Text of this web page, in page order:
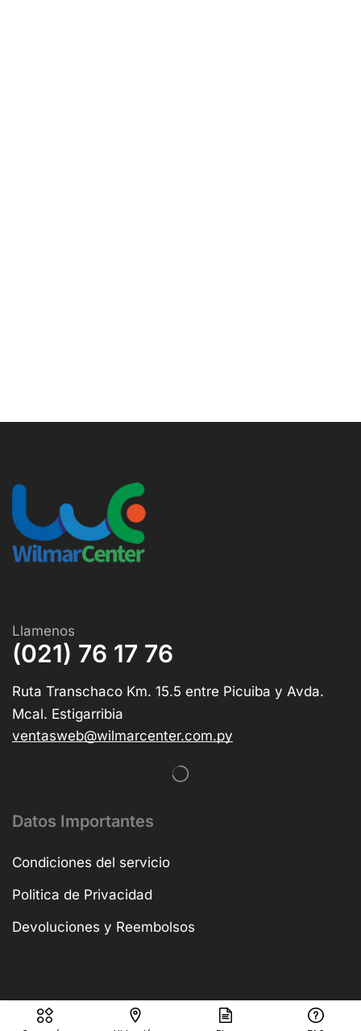
Llamenos
(021) 76 17 76
Ruta Transchaco Km. 15.5 entre Picuiba y Avda.
Mcal. Estigarribia
ventasweb@wilmarcenter.com.py
Datos Importantes
Condiciones del servicio
Politica de Privacidad
Devoluciones y Reembolsos
Copyright © 2025